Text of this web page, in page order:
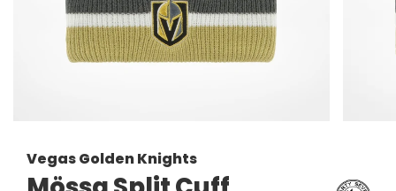
Vegas Golden Knights